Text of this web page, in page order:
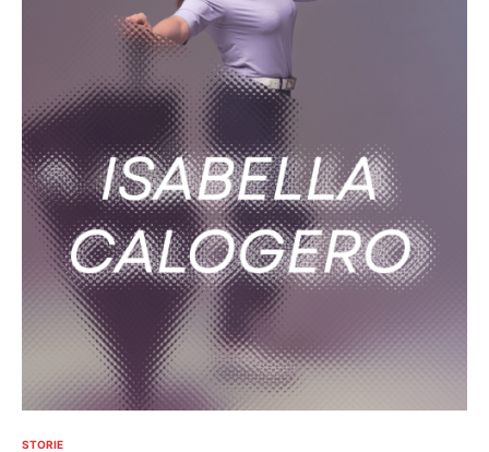
STORIE